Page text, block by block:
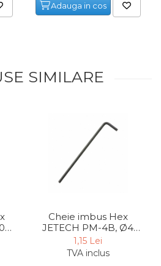
Adauga in cos
SIMILARE
Cheie imbus Hex
JETECH PM-4B, Ø4
mm
1,15 Lei
TVA inclus